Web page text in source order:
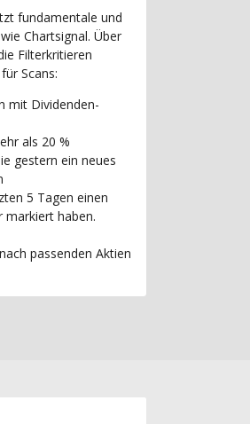
fundamentale und
Chartsignal. Über
Filterkritieren
Scans:
mit Dividenden-
als 20 %
gestern ein neues
5 Tagen einen
markiert haben.
passenden Aktien